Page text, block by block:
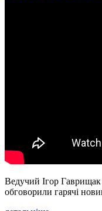
Ведучий Ігор Гаврищак
обговорили гарячі